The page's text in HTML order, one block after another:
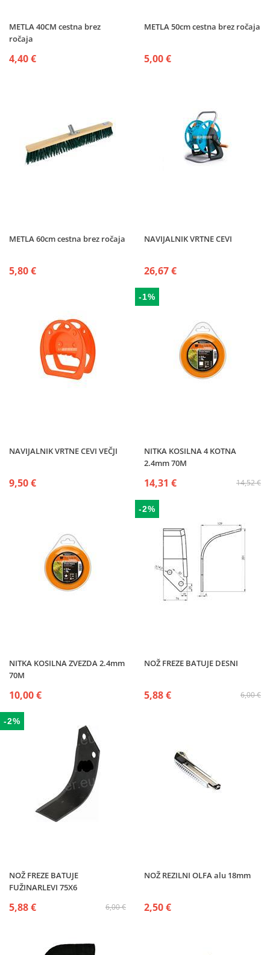
METLA 40CM cestna brez
ročaja
4,40 €
METLA 50cm cestna brez ročaja
5,00 €
METLA 60cm cestna brez ročaja
5,80 €
NAVIJALNIK VRTNE CEVI
26,67 €
NAVIJALNIK VRTNE CEVI VEČJI
9,50 €
-1%
NITKA KOSILNA 4 KOTNA
2.4mm 70M
14,52 €
14,31 €
NITKA KOSILNA ZVEZDA 2.4mm
70M
10,00 €
-2%
NOŽ FREZE BATUJE DESNI
6,00 €
5,88 €
-2%
NOŽ FREZE BATUJE
FUŽINARLEVI 75X6
6,00 €
5,88 €
NOŽ REZILNI OLFA alu 18mm
2,50 €